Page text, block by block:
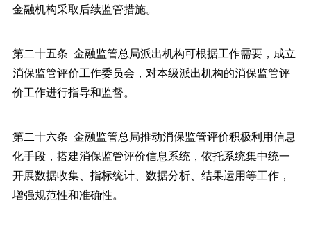
金融机构采取后续监管措施。
第二十五条 金融监管总局派出机构可根据工作需要，成立
消保监管评价工作委员会，对本级派出机构的消保监管评
价工作进行指导和监督。
第二十六条 金融监管总局推动消保监管评价积极利用信息
化手段，搭建消保监管评价信息系统，依托系统集中统一
开展数据收集、指标统计、数据分析、结果运用等工作，
增强规范性和准确性。